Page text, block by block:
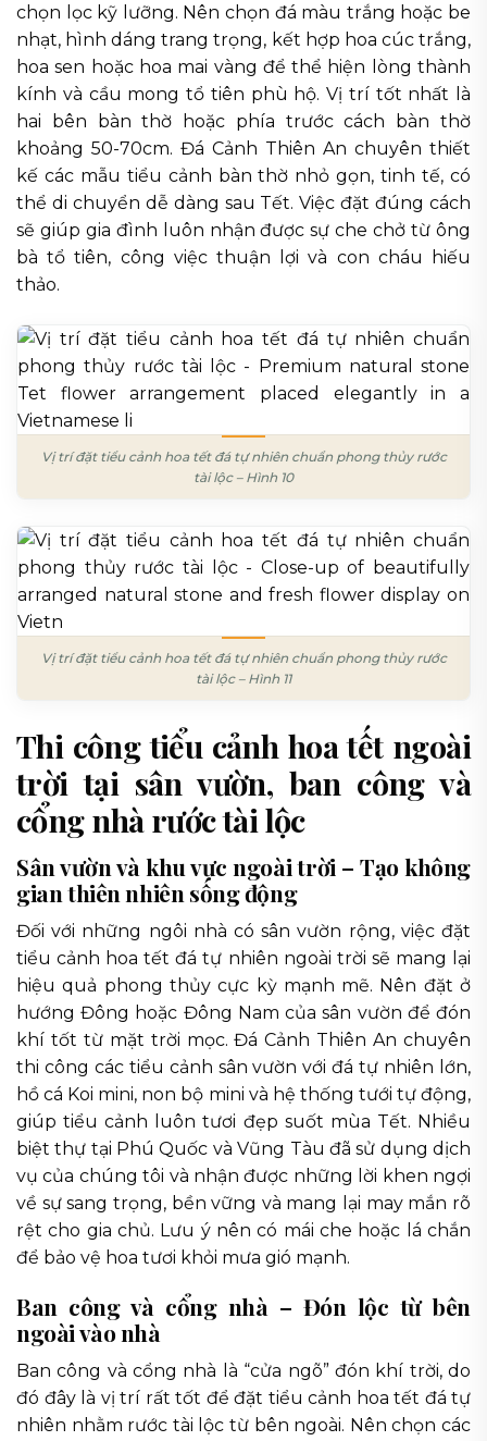
chọn lọc kỹ lưỡng. Nên chọn đá màu trắng hoặc be
nhạt, hình dáng trang trọng, kết hợp hoa cúc trắng,
hoa sen hoặc hoa mai vàng để thể hiện lòng thành
kính và cầu mong tổ tiên phù hộ. Vị trí tốt nhất là
hai bên bàn thờ hoặc phía trước cách bàn thờ
khoảng 50-70cm. Đá Cảnh Thiên An chuyên thiết
kế các mẫu tiểu cảnh bàn thờ nhỏ gọn, tinh tế, có
thể di chuyển dễ dàng sau Tết. Việc đặt đúng cách
sẽ giúp gia đình luôn nhận được sự che chở từ ông
bà tổ tiên, công việc thuận lợi và con cháu hiếu
thảo.
Vị trí đặt tiểu cảnh hoa tết đá tự nhiên chuẩn phong thủy rước
tài lộc – Hình 10
Vị trí đặt tiểu cảnh hoa tết đá tự nhiên chuẩn phong thủy rước
tài lộc – Hình 11
Thi công tiểu cảnh hoa tết ngoài
trời tại sân vườn, ban công và
cổng nhà rước tài lộc
Sân vườn và khu vực ngoài trời – Tạo không
gian thiên nhiên sống động
Đối với những ngôi nhà có sân vườn rộng, việc đặt
tiểu cảnh hoa tết đá tự nhiên ngoài trời sẽ mang lại
hiệu quả phong thủy cực kỳ mạnh mẽ. Nên đặt ở
hướng Đông hoặc Đông Nam của sân vườn để đón
khí tốt từ mặt trời mọc. Đá Cảnh Thiên An chuyên
thi công các tiểu cảnh sân vườn với đá tự nhiên lớn,
hồ cá Koi mini, non bộ mini và hệ thống tưới tự động,
giúp tiểu cảnh luôn tươi đẹp suốt mùa Tết. Nhiều
biệt thự tại Phú Quốc và Vũng Tàu đã sử dụng dịch
vụ của chúng tôi và nhận được những lời khen ngợi
về sự sang trọng, bền vững và mang lại may mắn rõ
rệt cho gia chủ. Lưu ý nên có mái che hoặc lá chắn
để bảo vệ hoa tươi khỏi mưa gió mạnh.
Ban công và cổng nhà – Đón lộc từ bên
ngoài vào nhà
Ban công và cổng nhà là “cửa ngõ” đón khí trời, do
đó đây là vị trí rất tốt để đặt tiểu cảnh hoa tết đá tự
nhiên nhằm rước tài lộc từ bên ngoài. Nên chọn các